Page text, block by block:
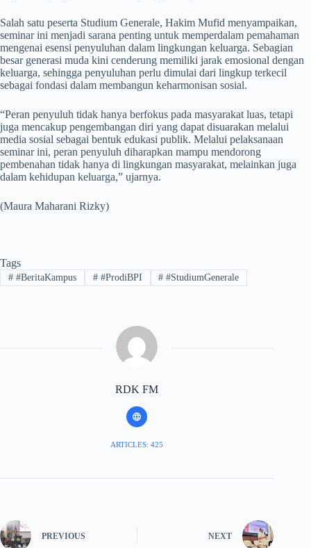
Salah satu peserta Studium Generale, Hakim Mufid menyampaikan,
seminar ini menjadi sarana penting untuk memperdalam pemahaman
mengenai esensi penyuluhan dalam lingkungan keluarga. Sebagian
besar generasi muda kini cenderung memiliki jarak emosional dengan
keluarga, sehingga penyuluhan perlu dimulai dari lingkup terkecil
sebagai fondasi dalam membangun keharmonisan sosial.
“Peran penyuluh tidak hanya berfokus pada masyarakat luas, tetapi
juga mencakup pengembangan diri yang dapat disuarakan melalui
media sosial sebagai bentuk edukasi publik. Melalui pelaksanaan
seminar ini, peran penyuluh diharapkan mampu mendorong
pembenahan tidak hanya di lingkungan masyarakat, melainkan juga
dalam kehidupan keluarga,” ujarnya.
(Maura Maharani Rizky)
Tags
##BeritaKampus ##ProdiBPI # #StudiumGenerale
RDK FM
ARTICLES: 425
PREVIOUS NEXT